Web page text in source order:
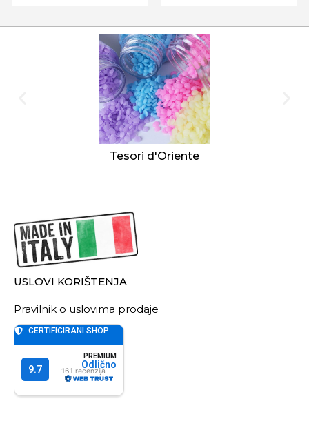
Tesori d'Oriente
USLOVI KORIŠTENJA
Pravilnik o uslovima prodaje